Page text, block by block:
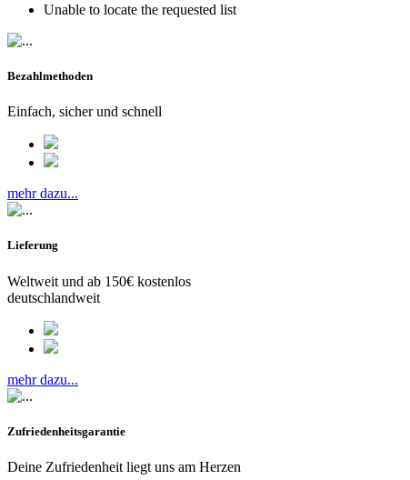
Unable to locate the requested list
Bezahlmethoden
Einfach, sicher und schnell
mehr dazu...
Lieferung
Weltweit und ab 150€ kostenlos
deutschlandweit
mehr dazu...
Zufriedenheitsgarantie
Deine Zufriedenheit liegt uns am Herzen